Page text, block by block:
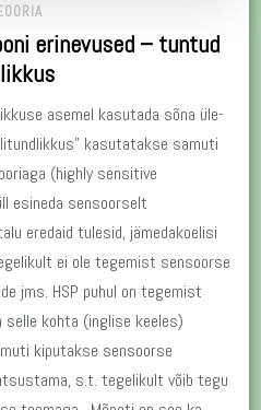
erinevused – tuntud
asemel kasutada sõna üle-
kasutatakse samuti
(highly sensitive
esineda sensoorselt
eredaid tulesid, jämedakoelisi
ei ole tegemist sensoorse
jms. HSP puhul on tegemist
selle kohta (inglise keeles)
kiputakse sensoorse
s.t. tegelikult võib tegu